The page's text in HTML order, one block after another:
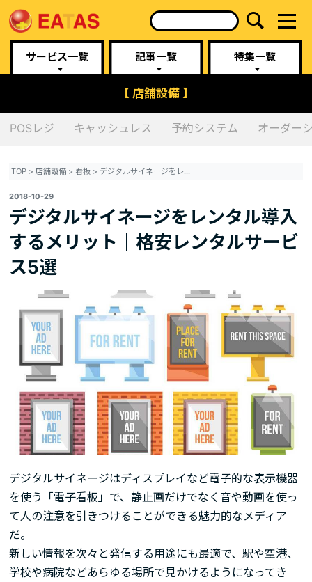
サービス一覧 記事一覧 特集一覧
【 店舗設備 】
POSレジ キャッシュレス 予約システム オーダー
TOP >店舗設備 > 看板 > デジタルサイネージをレンタル導入するメリット｜格安レンタルサービス5選
2018-10-29
デジタルサイネージをレンタル導入
するメリット｜格安レンタルサービ
ス5選
デジタルサイネージはディスプレイなど電子的な表示機器
を使う「電子看板」で、静止画だけでなく音や動画を使っ
て人の注意を引きつけることができる魅力的なメディア
だ。
新しい情報を次々と発信する用途にも最適で、駅や空港、
学校や病院などあらゆる場所で見かけるようになってき